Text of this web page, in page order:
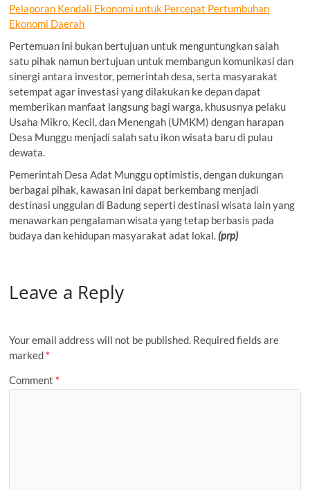
Pelaporan Kendali Ekonomi untuk Percepat Pertumbuhan
Ekonomi Daerah
Pertemuan ini bukan bertujuan untuk menguntungkan salah
satu pihak namun bertujuan untuk membangun komunikasi dan
sinergi antara investor, pemerintah desa, serta masyarakat
setempat agar investasi yang dilakukan ke depan dapat
memberikan manfaat langsung bagi warga, khususnya pelaku
Usaha Mikro, Kecil, dan Menengah (UMKM) dengan harapan
Desa Munggu menjadi salah satu ikon wisata baru di pulau
dewata.
Pemerintah Desa Adat Munggu optimistis, dengan dukungan
berbagai pihak, kawasan ini dapat berkembang menjadi
destinasi unggulan di Badung seperti destinasi wisata lain yang
menawarkan pengalaman wisata yang tetap berbasis pada
budaya dan kehidupan masyarakat adat lokal. (prp)
Leave a Reply
Your email address will not be published. Required fields are
marked *
Comment *